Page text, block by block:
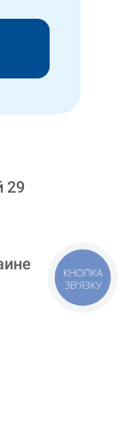
29
КНОПКА
ЗВ'ЯЗКУ